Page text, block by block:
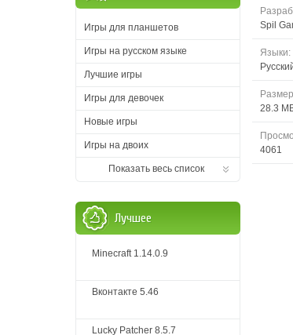
Spil
Языки:
28.3
4061
Игры для планшетов
Игры на русском языке
Лучшие игры
Игры для девочек
Новые игры
Игры на двоих
Показать весь список
Лучшее
Minecraft 1.14.0.9
Вконтакте 5.46
Lucky Patcher 8.5.7